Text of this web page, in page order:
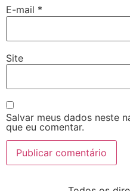
E-mail *
Site
Salvar meus dados neste
que eu comentar.